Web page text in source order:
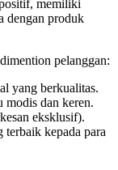
memiliki
dengan produk
pelanggan:
yang berkualitas.
modis dan keren.
eksklusif).
kepada para